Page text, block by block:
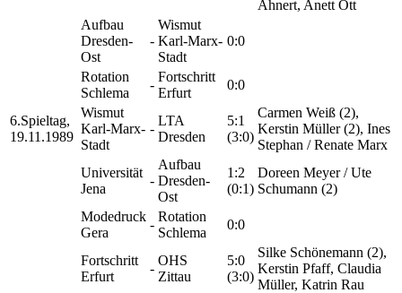
Ahnert, Anett Ott
Aufbau
Dresden-
Ost
-
Wismut
Karl-Marx-
Stadt
0:0
Rotation
Schlema
-
Fortschritt
Erfurt
0:0
6.Spieltag,
19.11.1989
Wismut
Karl-Marx-
Stadt
-
LTA
Dresden
5:1
(3:0)
Carmen Weiß (2),
Kerstin Müller (2), Ines
Stephan / Renate Marx
Universität
Jena
-
Aufbau
Dresden-
Ost
1:2
(0:1)
Doreen Meyer / Ute
Schumann (2)
Modedruck
Gera
-
Rotation
Schlema
0:0
Fortschritt
Erfurt
-
OHS
Zittau
5:0
(3:0)
Silke Schönemann (2),
Kerstin Pfaff, Claudia
Müller, Katrin Rau